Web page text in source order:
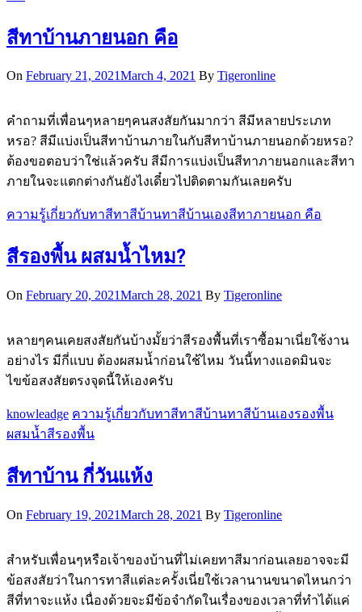
สีทาบ้านภายนอก คือ
On February 21, 2021March 4, 2021 By Tigeronline
คำถามที่เพื่อนๆหลายๆคนสงสัยกันมากว่า สีมีหลายประเภท
หรอ? สีมีแบ่งเป็นสีทาบ้านภายในกับสีทาบ้านภายนอกด้วยหรอ?
ต้องขอตอบว่าใช่แล้วครับ สีมีการแบ่งเป็นสีทาภายนอกและสีทา
ภายในจะแตกต่างกันยังไงเดี๋ยวไปติดตามกันเลยครับ
ความรู้เกี่ยวกับทาสีทาสีบ้านทาสีบ้านเองสีทาภายนอก คือ
สีรองพื้น ผสมน้ำไหม?
On February 20, 2021March 28, 2021 By Tigeronline
หลายๆคนเคยสงสัยกันบ้างมั้ยว่าสีรองพื้นที่เราซื้อมาเนี่ยใช้งาน
อย่างไร มีกี่แบบ ต้องผสมน้ำก่อนใช้ไหม วันนี้ทางแอดมินจะ
ไขข้อสงสัยตรงจุดนี้ให้เองครับ
knowleadge ความรู้เกี่ยวกับทาสีทาสีบ้านทาสีบ้านเองรองพื้น
ผสมน้ำสีรองพื้น
สีทาบ้าน กี่วันแห้ง
On February 19, 2021March 28, 2021 By Tigeronline
สำหรับเพื่อนๆหรือเจ้าของบ้านที่ไม่เคยทาสีมาก่อนเลยอาจจะมี
ข้อสงสัยว่าในการทาสีแต่ละครั้งเนี่ยใช้เวลานานขนาดไหนกว่า
สีที่ทาจะแห้ง เนื่องด้วยจะมีข้อจำกัดในเรื่องของเวลาที่ทำได้แค่